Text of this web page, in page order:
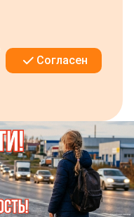
Согласен